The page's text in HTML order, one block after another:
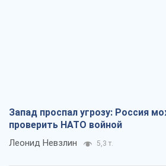
Запад проспал угрозу: Россия
проверить НАТО войной
Леонид Невзлин 5,3 т.